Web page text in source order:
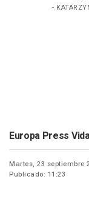
-
Europa Press
Martes, 23 septiembre
Publicado: 11:23